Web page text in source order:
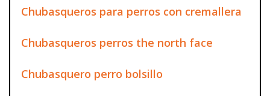
Chubasqueros para perros con cremallera
Chubasqueros perros the north face
Chubasquero perro bolsillo